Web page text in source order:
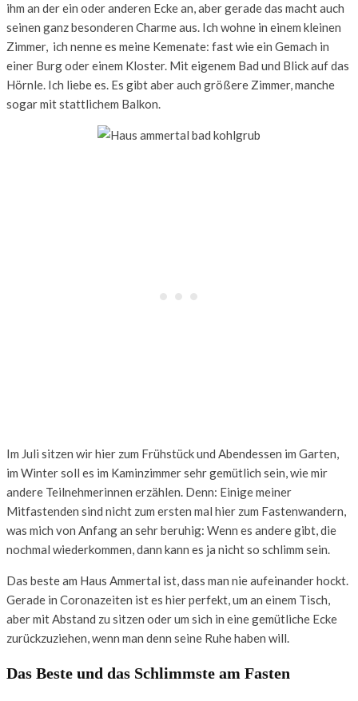
ihm an der ein oder anderen Ecke an, aber gerade das macht auch
seinen ganz besonderen Charme aus. Ich wohne in einem kleinen
Zimmer, ich nenne es meine Kemenate: fast wie ein Gemach in
einer Burg oder einem Kloster. Mit eigenem Bad und Blick auf das
Hörnle. Ich liebe es. Es gibt aber auch größere Zimmer, manche
sogar mit stattlichem Balkon.
Im Juli sitzen wir hier zum Frühstück und Abendessen im Garten,
im Winter soll es im Kaminzimmer sehr gemütlich sein, wie mir
andere Teilnehmerinnen erzählen. Denn: Einige meiner
Mitfastenden sind nicht zum ersten mal hier zum Fastenwandern,
was mich von Anfang an sehr beruhig: Wenn es andere gibt, die
nochmal wiederkommen, dann kann es ja nicht so schlimm sein.
Das beste am Haus Ammertal ist, dass man nie aufeinander hockt.
Gerade in Coronazeiten ist es hier perfekt, um an einem Tisch,
aber mit Abstand zu sitzen oder um sich in eine gemütliche Ecke
zurückzuziehen, wenn man denn seine Ruhe haben will.
Das Beste und das Schlimmste am Fasten